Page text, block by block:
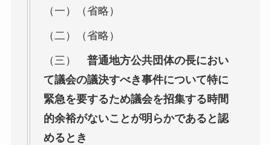
（一）（省略）
（二）（省略）
（三） 普通地方公共団体の長におい
て議会の議決すべき事件について特に
緊急を要するため議会を招集する時間
的余裕がないことが明らかであると認
めるとき